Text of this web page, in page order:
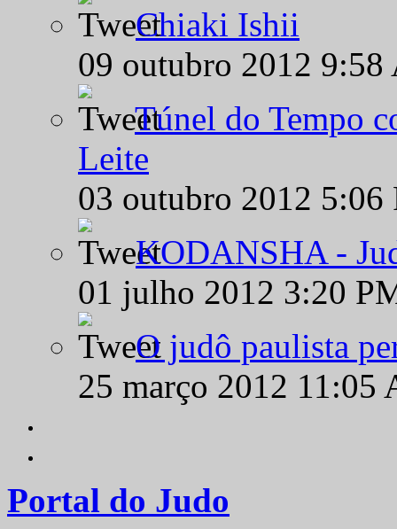
Chiaki Ishii
09 outubro 2012
Túnel do Tempo
Leite
03 outubro 2012
KODANSHA -
01 julho 2012 3:20
O judô paulista
25 março 2012
Portal do Judo